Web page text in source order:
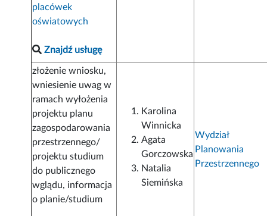
placówek
oświatowych
Znajdź usługę
złożenie wniosku,
wniesienie uwag w
ramach wyłożenia
projektu planu
zagospodarowania
przestrzennego/
projektu studium
do publicznego
wglądu, informacja
o planie/studium
Karolina
Winnicka
Agata
Gorczowska
Natalia
Siemińska
Wydział
Planowania
Przestrzennego